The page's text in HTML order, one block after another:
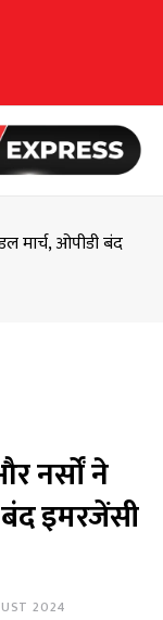
मार्च, ओपीडी बंद
नर्सों ने
इमरजेंसी
2024